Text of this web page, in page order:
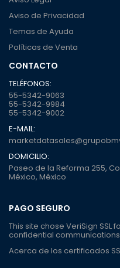
Aviso de Privacidad
Temas de Ayuda
Políticas de Venta
CONTACTO
TELÉFONOS:
55-5342-9063
55-5342-9984
55-5342-9002
E-MAIL:
DOMICILIO:
Paseo de la Reforma 255,
México, México
PAGO SEGURO
This site chose VeriSign
confidential
Acerca de los certificados